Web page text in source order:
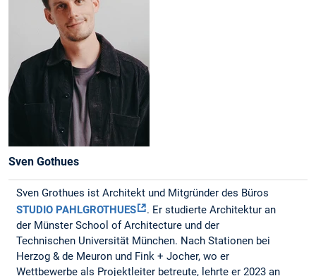
Sven Gothues
Sven Grothues ist Architekt und Mitgründer des Büros
STUDIO PAHLGROTHUES
. Er studierte Architektur an
der Münster School of Architecture und der
Technischen Universität München. Nach Stationen bei
Herzog & de Meuron und Fink + Jocher, wo er
Wettbewerbe als Projektleiter betreute, lehrte er 2023 an